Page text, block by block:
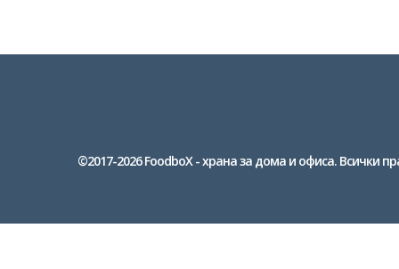
©2017-2026 FoodboX - храна за дома и офиса. Всички